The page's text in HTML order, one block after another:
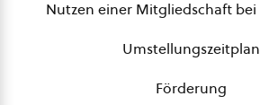
Nutzen einer Mitgliedschaft bei
Umstellungszeitplan
Förderung